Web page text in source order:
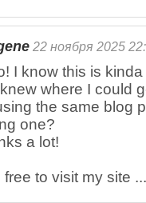
22 ноября 2025
I know this is
where I could
the same blog
one?
a lot!
free to visit my site ...